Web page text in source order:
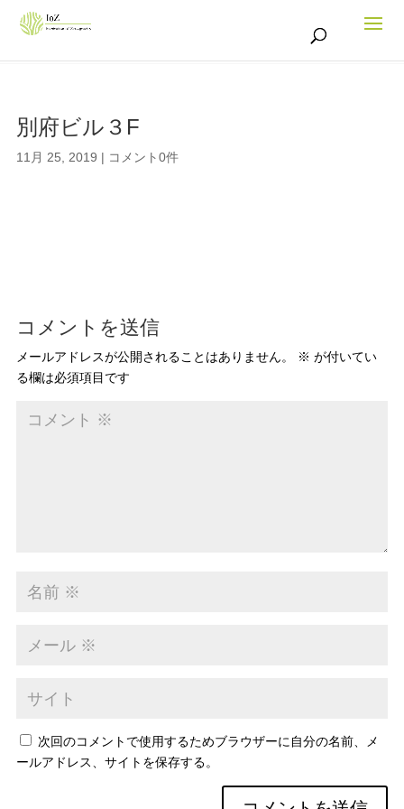
別府ビル３F
11月 25, 2019 | コメント0件
コメントを送信
メールアドレスが公開されることはありません。 ※ が付いてい
る欄は必須項目です
次回のコメントで使用するためブラウザーに自分の名前、メ
ールアドレス、サイトを保存する。